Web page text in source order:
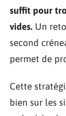
suffit pour
vides. Un
second
permet de
Cette
bien sur les